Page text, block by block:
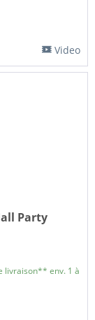
Video
Party
livraison** env. 1 à